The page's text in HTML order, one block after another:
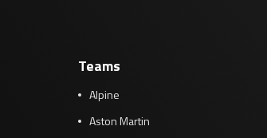
Teams
Alpine
Aston Martin